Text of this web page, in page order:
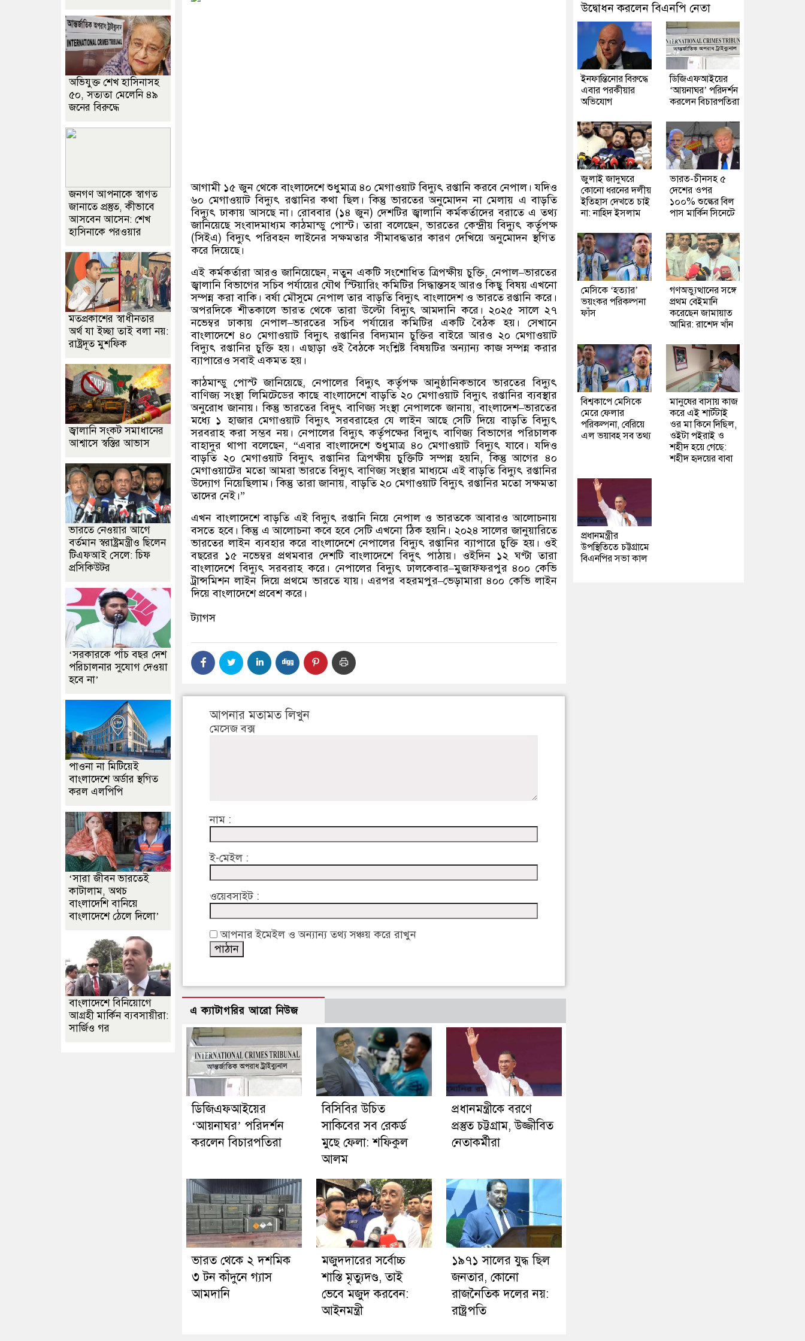
আগামী ১৫ জুন থেকে বাংলাদেশে শুধুমাত্র ৪০ মেগাওয়াট বিদ্যুৎ রপ্তানি করবে নেপাল। যদিও
৬০ মেগাওয়াট বিদ্যুৎ রপ্তানির কথা ছিল। কিন্তু ভারতের অনুমোদন না মেলায় এ বাড়তি
বিদ্যুৎ ঢাকায় আসছে না। রোববার (১৪ জুন) দেশটির জ্বালানি কর্মকর্তাদের বরাতে এ তথ্য
জানিয়েছে সংবাদমাধ্যম কাঠমান্ডু পোস্ট। তারা বলেছেন,ভারতের কেন্দ্রীয় বিদ্যুৎ কর্তৃপক্ষ
(সিইএ)বিদ্যুৎ পরিবহন লাইনের সক্ষমতার সীমাবদ্ধতার কারণ দেখিয়ে অনুমোদন স্থগিত
করে দিয়েছে।
এই কর্মকর্তারা আরও জানিয়েছেন,নতুন একটি সংশোধিত ত্রিপক্ষীয় চুক্তি,নেপাল–ভারতের
জ্বালানি বিভাগের সচিব পর্যায়ের যৌথ স্টিয়ারিং কমিটির সিদ্ধান্তসহ আরও কিছু বিষয় এখনো
সম্পন্ন করা বাকি। বর্ষা মৌসুমে নেপাল তার বাড়তি বিদ্যুৎ বাংলাদেশ ও ভারতে রপ্তানি করে।
অপরদিকে শীতকালে ভারত থেকে তারা উল্টো বিদ্যুৎ আমদানি করে। ২০২৫ সালে ২৭
নভেম্বর ঢাকায় নেপাল–ভারতের সচিব পর্যায়ের কমিটির একটি বৈঠক হয়। সেখানে
বাংলাদেশে ৪০ মেগাওয়াট বিদ্যুৎ রপ্তানির বিদ্যমান চুক্তির বাইরে আরও ২০ মেগাওয়াট
বিদ্যুৎ রপ্তানির চুক্তি হয়। এছাড়া ওই বৈঠকে সংশ্লিষ্ট বিষয়টির অন্যান্য কাজ সম্পন্ন করার
ব্যাপারেও সবাই একমত হয়।
কাঠমান্ডু পোস্ট জানিয়েছে,নেপালের বিদ্যুৎ কর্তৃপক্ষ আনুষ্ঠানিকভাবে ভারতের বিদ্যুৎ
বাণিজ্য সংস্থা লিমিটেডের কাছে বাংলাদেশে বাড়তি ২০ মেগাওয়াট বিদ্যুৎ রপ্তানির ব্যবস্থার
অনুরোধ জানায়। কিন্তু ভারতের বিদুৎ বাণিজ্য সংস্থা নেপালকে জানায়,বাংলাদেশ–ভারতের
মধ্যে ১ হাজার মেগাওয়াট বিদ্যুৎ সরবরাহের যে লাইন আছে সেটি দিয়ে বাড়তি বিদ্যুৎ
সরবরাহ করা সম্ভব নয়। নেপালের বিদ্যুৎ কর্তৃপক্ষের বিদ্যুৎ বাণিজ্য বিভাগের পরিচালক
বাহাদুর থাপা বলেছেন, “এবার বাংলাদেশে শুধুমাত্র ৪০ মেগাওয়াট বিদ্যুৎ যাবে। যদিও
বাড়তি ২০ মেগাওয়াট বিদ্যুৎ রপ্তানির ত্রিপক্ষীয় চুক্তিটি সম্পন্ন হয়নি,কিন্তু আগের ৪০
মেগাওয়াটের মতো আমরা ভারতে বিদ্যুৎ বাণিজ্য সংস্থার মাধ্যমে এই বাড়তি বিদ্যুৎ রপ্তানির
উদ্যোগ নিয়েছিলাম। কিন্তু তারা জানায়,বাড়তি ২০ মেগাওয়াট বিদ্যুৎ রপ্তানির মতো সক্ষমতা
তাদের নেই।”
এখন বাংলাদেশে বাড়তি এই বিদ্যুৎ রপ্তানি নিয়ে নেপাল ও ভারতকে আবারও আলোচনায়
বসতে হবে। কিন্তু এ আলোচনা কবে হবে সেটি এখনো ঠিক হয়নি। ২০২৪ সালের জানুয়ারিতে
ভারতের লাইন ব্যবহার করে বাংলাদেশে নেপালের বিদ্যুৎ রপ্তানির ব্যাপারে চুক্তি হয়। ওই
বছরের ১৫ নভেম্বর প্রথমবার দেশটি বাংলাদেশে বিদুৎ পাঠায়। ওইদিন ১২ ঘণ্টা তারা
বাংলাদেশে বিদ্যুৎ সরবরাহ করে। নেপালের বিদ্যুৎ ঢালকেবার–মুজাফ্ফরপুর ৪০০ কেভি
ট্রান্সমিশন লাইন দিয়ে প্রথমে ভারতে যায়। এরপর বহরমপুর–ভেড়ামারা ৪০০ কেভি লাইন
দিয়ে বাংলাদেশে প্রবেশ করে।
ট্যাগস
আপনার মতামত লিখুন
মেসেজ বক্স
নাম :
ই-মেইল :
ওয়েবসাইট :
আপনার ইমেইল ও অন্যান্য তথ্য সঞ্চয় করে রাখুন
এ ক্যাটাগরির আরো নিউজ
ডিজিএফআইয়ের
‘আয়নাঘর’ পরিদর্শন
করলেন বিচারপতিরা
বিসিবির উচিত
সাকিবের সব রেকর্ড
মুছে ফেলা: শফিকুল
আলম
প্রধানমন্ত্রীকে বরণে
প্রস্তুত চট্টগ্রাম, উজ্জীবিত
নেতাকর্মীরা
ভারত থেকে ২ দশমিক
৩ টন কাঁদুনে গ্যাস
আমদানি
মজুদদারের সর্বোচ্চ
শাস্তি মৃত্যুদণ্ড, তাই
ভেবে মজুদ করবেন:
আইনমন্ত্রী
১৯৭১ সালের যুদ্ধ ছিল
জনতার, কোনো
রাজনৈতিক দলের নয়:
রাষ্ট্রপতি
অভিযুক্ত শেখ হাসিনাসহ
৫০, সত্যতা মেলেনি ৪৯
জনের বিরুদ্ধে
জনগণ আপনাকে স্বাগত
জানাতে প্রস্তুত, কীভাবে
আসবেন আসেন: শেখ
হাসিনাকে পরওয়ার
মতপ্রকাশের স্বাধীনতার
অর্থ যা ইচ্ছা তাই বলা নয়:
রাষ্ট্রদূত মুশফিক
জ্বালানি সংকট সমাধানের
আশ্বাসে স্বস্তির আভাস
ভারতে নেওয়ার আগে
বর্তমান স্বরাষ্ট্রমন্ত্রীও ছিলেন
টিএফআই সেলে: চিফ
প্রসিকিউটর
‘সরকারকে পাঁচ বছর দেশ
পরিচালনার সুযোগ দেওয়া
হবে না’
পাওনা না মিটিয়েই
বাংলাদেশে অর্ডার স্থগিত
করল এলপিপি
‘সারা জীবন ভারতেই
কাটালাম, অথচ
বাংলাদেশি বানিয়ে
বাংলাদেশে ঠেলে দিলো’
বাংলাদেশে বিনিয়োগে
আগ্রহী মার্কিন ব্যবসায়ীরা:
সার্জিও গর
উদ্বোধন করলেন বিএনপি নেতা
ইনফান্তিনোর বিরুদ্ধে
এবার পরকীয়ার
অভিযোগ
ডিজিএফআইয়ের
‘আয়নাঘর’ পরিদর্শন
করলেন বিচারপতিরা
জুলাই জাদুঘরে
কোনো ধরনের দলীয়
ইতিহাস দেখতে চাই
না: নাহিদ ইসলাম
ভারত-চীনসহ ৫
দেশের ওপর
১০০% শুল্কের বিল
পাস মার্কিন সিনেটে
মেসিকে ‘হত্যার’
ভয়ংকর পরিকল্পনা
ফাঁস
গণঅভ্যুত্থানের সঙ্গে
প্রথম বেইমানি
করেছেন জামায়াত
আমির: রাশেদ খাঁন
বিশ্বকাপে মেসিকে
মেরে ফেলার
পরিকল্পনা, বেরিয়ে
এল ভয়াবহ সব তথ্য
মানুষের বাসায় কাজ
করে এই শার্টটাই
ওর মা কিনে দিছিল,
ওইটা পইরাই ও
শহীদ হয়ে গেছে:
শহীদ হৃদয়ের বাবা
প্রধানমন্ত্রীর
উপস্থিতিতে চট্টগ্রামে
বিএনপির সভা কাল